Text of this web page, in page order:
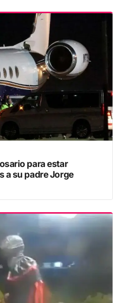
para estar
a su padre Jorge